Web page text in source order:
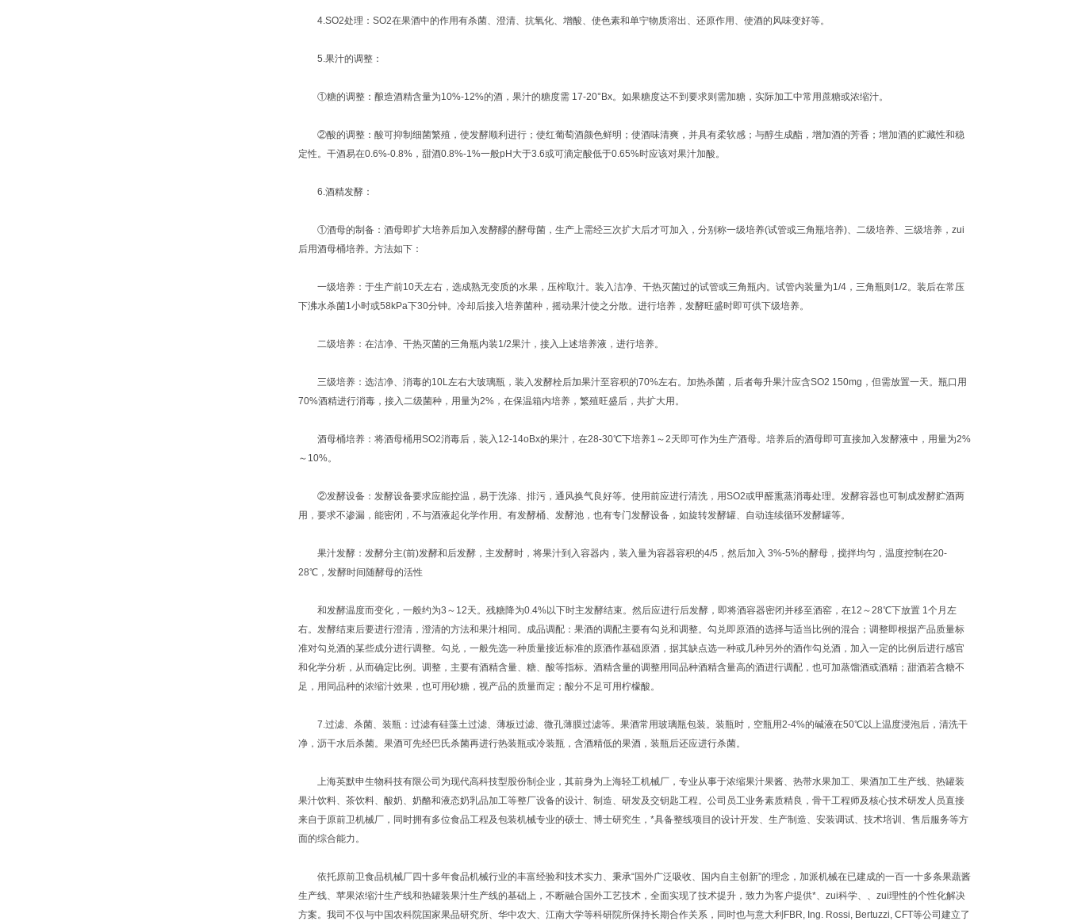
4.SO2处理：SO2在果酒中的作用有杀菌、澄清、抗氧化、增酸、使色素和单宁物质溶出、还原作用、使酒的风味变好等。
5.果汁的调整：
①糖的调整：酿造酒精含量为10%-12%的酒，果汁的糖度需 17-20°Bx。如果糖度达不到要求则需加糖，实际加工中常用蔗糖或浓缩汁。
②酸的调整：酸可抑制细菌繁殖，使发酵顺利进行；使红葡萄酒颜色鲜明；使酒味清爽，并具有柔软感；与醇生成酯，增加酒的芳香；增加酒的贮藏性和稳
定性。干酒易在0.6%-0.8%，甜酒0.8%-1%一般pH大于3.6或可滴定酸低于0.65%时应该对果汁加酸。
6.酒精发酵：
①酒母的制备：酒母即扩大培养后加入发酵醪的酵母菌，生产上需经三次扩大后才可加入，分别称一级培养(试管或三角瓶培养)、二级培养、三级培养，zui
后用酒母桶培养。方法如下：
一级培养：于生产前10天左右，选成熟无变质的水果，压榨取汁。装入洁净、干热灭菌过的试管或三角瓶内。试管内装量为1/4，三角瓶则1/2。装后在常压
下沸水杀菌1小时或58kPa下30分钟。冷却后接入培养菌种，摇动果汁使之分散。进行培养，发酵旺盛时即可供下级培养。
二级培养：在洁净、干热灭菌的三角瓶内装1/2果汁，接入上述培养液，进行培养。
三级培养：选洁净、消毒的10L左右大玻璃瓶，装入发酵栓后加果汁至容积的70%左右。加热杀菌，后者每升果汁应含SO2 150mg，但需放置一天。瓶口用
70%酒精进行消毒，接入二级菌种，用量为2%，在保温箱内培养，繁殖旺盛后，共扩大用。
酒母桶培养：将酒母桶用SO2消毒后，装入12-14oBx的果汁，在28-30℃下培养1～2天即可作为生产酒母。培养后的酒母即可直接加入发酵液中，用量为2%
～10%。
②发酵设备：发酵设备要求应能控温，易于洗涤、排污，通风换气良好等。使用前应进行清洗，用SO2或甲醛熏蒸消毒处理。发酵容器也可制成发酵贮酒两
用，要求不渗漏，能密闭，不与酒液起化学作用。有发酵桶、发酵池，也有专门发酵设备，如旋转发酵罐、自动连续循环发酵罐等。
果汁发酵：发酵分主(前)发酵和后发酵，主发酵时，将果汁到入容器内，装入量为容器容积的4/5，然后加入 3%-5%的酵母，搅拌均匀，温度控制在20-
28℃，发酵时间随酵母的活性
和发酵温度而变化，一般约为3～12天。残糖降为0.4%以下时主发酵结束。然后应进行后发酵，即将酒容器密闭并移至酒窑，在12～28℃下放置 1个月左
右。发酵结束后要进行澄清，澄清的方法和果汁相同。成品调配：果酒的调配主要有勾兑和调整。勾兑即原酒的选择与适当比例的混合；调整即根据产品质量标
准对勾兑酒的某些成分进行调整。勾兑，一般先选一种质量接近标准的原酒作基础原酒，据其缺点选一种或几种另外的酒作勾兑酒，加入一定的比例后进行感官
和化学分析，从而确定比例。调整，主要有酒精含量、糖、酸等指标。酒精含量的调整用同品种酒精含量高的酒进行调配，也可加蒸馏酒或酒精；甜酒若含糖不
足，用同品种的浓缩汁效果，也可用砂糖，视产品的质量而定；酸分不足可用柠檬酸。
7.过滤、杀菌、装瓶：过滤有硅藻土过滤、薄板过滤、微孔薄膜过滤等。果酒常用玻璃瓶包装。装瓶时，空瓶用2-4%的碱液在50℃以上温度浸泡后，清洗干
净，沥干水后杀菌。果酒可先经巴氏杀菌再进行热装瓶或冷装瓶，含酒精低的果酒，装瓶后还应进行杀菌。
上海英默申生物科技有限公司为现代高科技型股份制企业，其前身为上海轻工机械厂，专业从事于浓缩果汁果酱、热带水果加工、果酒加工生产线、热罐装
果汁饮料、茶饮料、酸奶、奶酪和液态奶乳品加工等整厂设备的设计、制造、研发及交钥匙工程。公司员工业务素质精良，骨干工程师及核心技术研发人员直接
来自于原前卫机械厂，同时拥有多位食品工程及包装机械专业的硕士、博士研究生，*具备整线项目的设计开发、生产制造、安装调试、技术培训、售后服务等方
面的综合能力。
依托原前卫食品机械厂四十多年食品机械行业的丰富经验和技术实力、秉承“国外广泛吸收、国内自主创新”的理念，加派机械在已建成的一百一十多条果蔬酱
生产线、苹果浓缩汁生产线和热罐装果汁生产线的基础上，不断融合国外工艺技术，全面实现了技术提升，致力为客户提供*、zui科学、、zui理性的个性化解决
方案。我司不仅与中国农科院国家果品研究所、华中农大、江南大学等科研院所保持长期合作关系，同时也与意大利FBR, Ing. Rossi, Bertuzzi, CFT等公司建立了